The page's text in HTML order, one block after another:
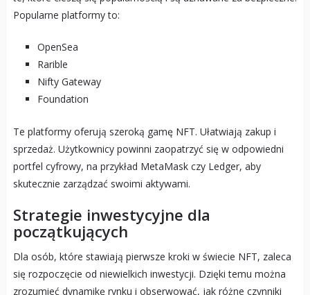
Popularne platformy to:
OpenSea
Rarible
Nifty Gateway
Foundation
Te platformy oferują szeroką gamę NFT. Ułatwiają zakup i
sprzedaż. Użytkownicy powinni zaopatrzyć się w odpowiedni
portfel cyfrowy, na przykład MetaMask czy Ledger, aby
skutecznie zarządzać swoimi aktywami.
Strategie inwestycyjne dla
początkujących
Dla osób, które stawiają pierwsze kroki w świecie NFT, zaleca
się rozpoczęcie od niewielkich inwestycji. Dzięki temu można
zrozumieć dynamikę rynku i obserwować, jak różne czynniki